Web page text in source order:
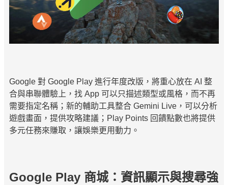
Google 對 Google Play 進行年度改版，將重心放在 AI 整
合與串聯體驗上，找 App 可以只描述類型或風格，而不再
需要指定名稱；新的輔助工具整合 Gemini Live，可以分析
遊戲畫面，提供攻略建議；Play Points 回饋點數也將提供
多元任務來賺取，讓娛樂更用動力。
Google Play 商城：資訊顯示與搜尋強